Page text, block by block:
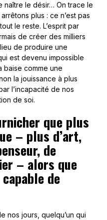
naître le désir… On trace le
plus : ce n’est pas
le reste. L’esprit par
de créer des milliers
de produire une
est devenu impossible
baise comme une
la jouissance à plus
l’incapacité de nos
de soi.
que plus
– plus d’art,
de
– alors que
de
nos jours, quelqu’un qui